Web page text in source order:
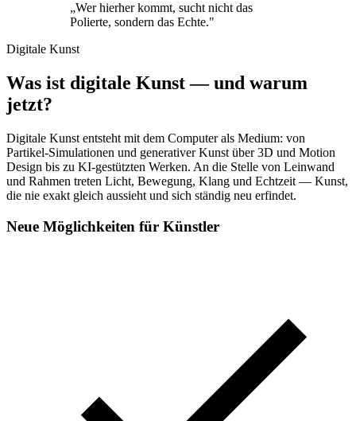
„Wer hierher kommt, sucht nicht das
Polierte, sondern das Echte."
Digitale Kunst
Was ist digitale Kunst — und warum
jetzt?
Digitale Kunst entsteht mit dem Computer als Medium: von
Partikel-Simulationen und generativer Kunst über 3D und Motion
Design bis zu KI-gestützten Werken. An die Stelle von Leinwand
und Rahmen treten Licht, Bewegung, Klang und Echtzeit — Kunst,
die nie exakt gleich aussieht und sich ständig neu erfindet.
Neue Möglichkeiten für Künstler